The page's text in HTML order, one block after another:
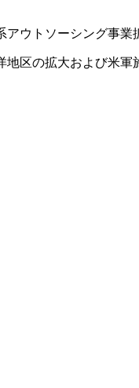
ウトソーシング事業
区の拡大および米